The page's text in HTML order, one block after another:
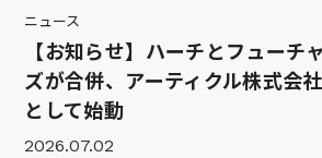
ニュース
【お知らせ】ハーチとフューチ
ズが合併、アーティクル株式会
として始動
2026.07.02